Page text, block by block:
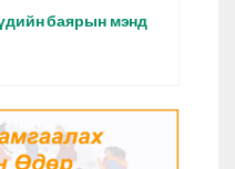
баярын мэнд